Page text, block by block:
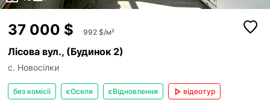
37 000 $ 992 $/м²
Лісова вул., (Будинок 2)
с. Новосілки
без комісії єОселя єВідновлення відеотур